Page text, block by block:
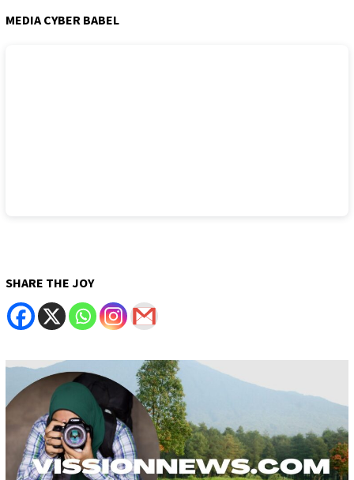
MEDIA CYBER BABEL
SHARE THE JOY